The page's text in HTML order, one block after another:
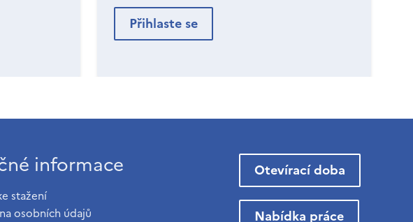
informace
stažení
osobních údajů
Otevírací doba
Nabídka práce